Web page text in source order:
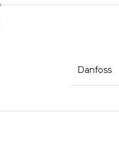
Danfoss